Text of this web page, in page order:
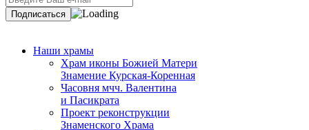
Наши храмы
Храм иконы Божией Матери
Знамение Курская-Коренная
Часовня мчч. Валентина
и Пасикрата
Проект реконструкции
Знаменского Храма